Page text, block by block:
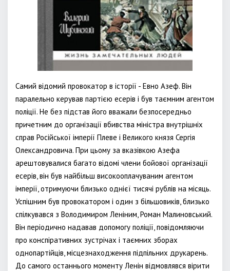
Самий відомий провокатор в історії - Евно Азеф. Він
паралельно керував партією есерів і був таємним агентом
поліції. Не без підстав його вважали безпосередньо
причетним до організації вбивства міністра внутрішніх
справ Російської імперії Плеве і Великого князя Сергія
Олександровича. При цьому за вказівкою Азефа
арештовувалися багато відомі члени бойової організації
есерів, він був найбільш високооплачуваним агентом
імперії, отримуючи близько однієї тисячі рублів на місяць.
Успішним був провокатором і один з більшовиків, близько
спілкувався з Володимиром Леніним, Роман Малиновський.
Він періодично надавав допомогу поліції, повідомляючи
про конспіративних зустрічах і таємних зборах
однопартійців, місцезнаходження підпільних друкарень.
До самого останнього моменту Ленін відмовлявся вірити